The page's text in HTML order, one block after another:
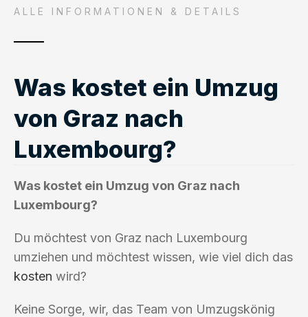
ALLE INFORMATIONEN & DETAILS
Was kostet ein Umzug
von Graz nach
Luxembourg?
Was kostet ein Umzug von Graz nach
Luxembourg?
Du möchtest von Graz nach Luxembourg
umziehen und möchtest wissen, wie viel dich das
kosten wird?
Keine Sorge, wir, das Team von Umzugskönig